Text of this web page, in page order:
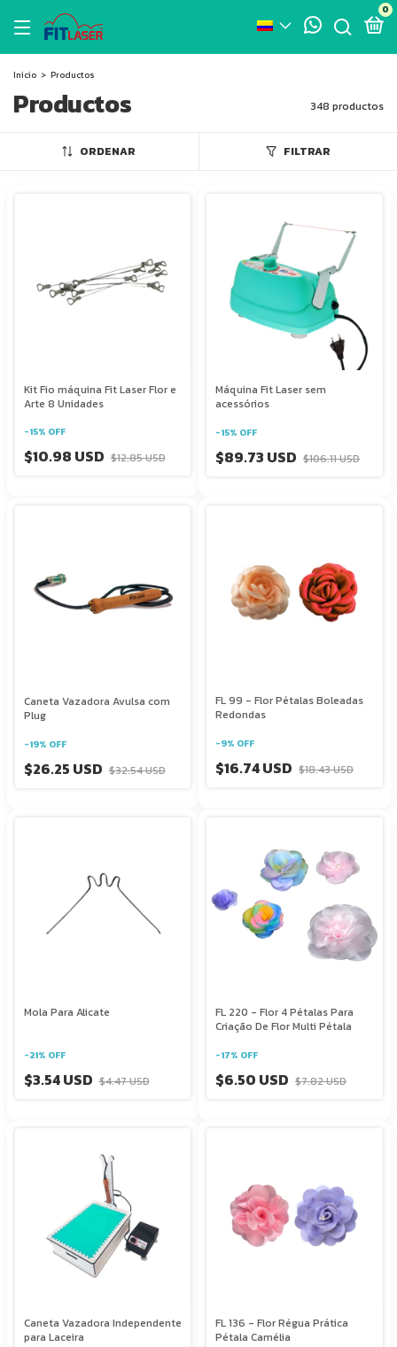
0
Inicio > Productos
Productos 348 productos
ORDENAR FILTRAR
Kit Fio máquina Fit Laser Flor e
Arte 8 Unidades
-15% OFF
$10.98 USD $12.85 USD
Máquina Fit Laser sem
acessórios
-15% OFF
$89.73 USD $106.11 USD
Caneta Vazadora Avulsa com
Plug
-19% OFF
$26.25 USD $32.54 USD
FL 99 - Flor Pétalas Boleadas
Redondas
-9% OFF
$16.74 USD $18.43 USD
Mola Para Alicate
-21% OFF
$3.54 USD $4.47 USD
FL 220 - Flor 4 Pétalas Para
Criação De Flor Multi Pétala
-17% OFF
$6.50 USD $7.82 USD
Caneta Vazadora Independente
para Laceira
FL 136 - Flor Régua Prática
Pétala Camélia